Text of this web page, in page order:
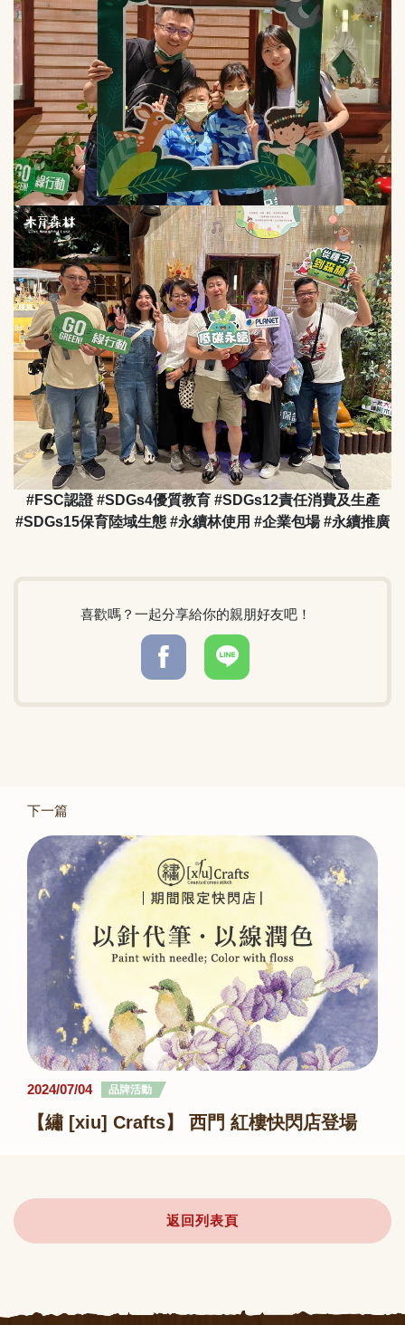
#FSC認證 #SDGs4優質教育 #SDGs12責任消費及生產
#SDGs15保育陸域生態 #永續林使用 #企業包場 #永續推廣
喜歡嗎？一起分享給你的親朋好友吧！
下一篇
2024/07/04 品牌活動
【繡 [xiu] Crafts】 西門 紅樓快閃店登場
返回列表頁